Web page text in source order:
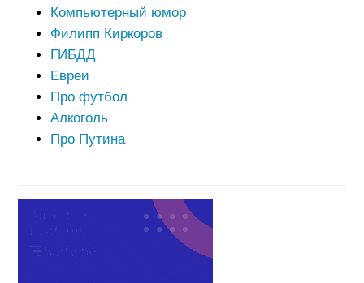
Компьютерный юмор
Филипп Киркоров
ГИБДД
Евреи
Про футбол
Алкоголь
Про Путина